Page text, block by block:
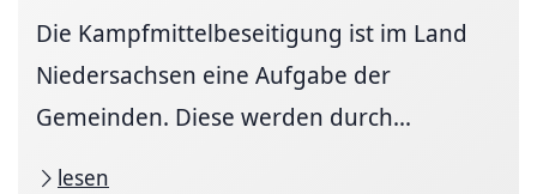
Die Kampfmittelbeseitigung ist im Land
Niedersachsen eine Aufgabe der
Gemeinden. Diese werden durch...
lesen